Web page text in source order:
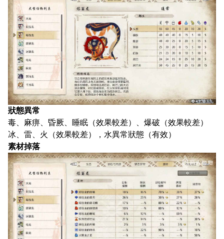
狀態異常
毒、麻痹、昏厥、睡眠（效果較差）、爆破（效果較差）
冰、雷、火（效果較差），水異常狀態（有效）
素材掉落